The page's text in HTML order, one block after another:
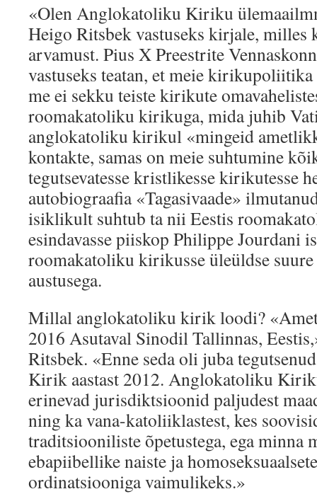
«Olen Anglokatoliku Kiriku
Heigo Ritsbek vastuseks kirjale, milles
arvamust. Pius X Preestrite
vastuseks teatan, et meie
me ei sekku teiste kirikute
roomakatoliku kirikuga, mida juhib
anglokatoliku kirikul «mingeid
kontakte, samas on meie suhtumine
tegutsevatesse kristlikesse kirikutesse
autobiograafia «Tagasivaade»
isiklikult suhtub ta nii Eestis
esindavasse piiskop Philippe Jourdani
roomakatoliku kirikusse üleüldse
austusega.
Millal anglokatoliku kirik loodi?
2016 Asutaval Sinodil Tallinnas,
Ritsbek. «Enne seda oli juba
Kirik aastast 2012. Anglokatoliku
erinevad jurisdiktsioonid paljudest
ning ka vana-katoliiklastest, kes
traditsiooniliste õpetustega, ega minna
ebapiibellike naiste ja
ordinatsiooniga vaimulikeks.»